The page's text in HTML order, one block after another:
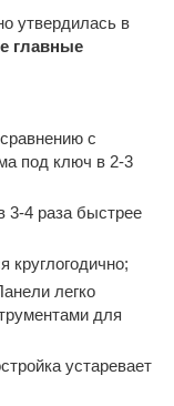
утвердилась в
главные
с
под ключ в 2-3
3-4 раза быстрее
круглогодично;
легко
для
устаревает